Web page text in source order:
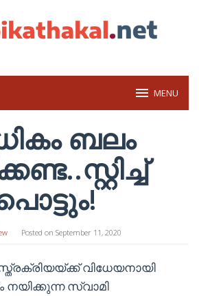
MENU
ബലം
Posted on September 11, 2020
വിധേയനായി
സ്വാമി